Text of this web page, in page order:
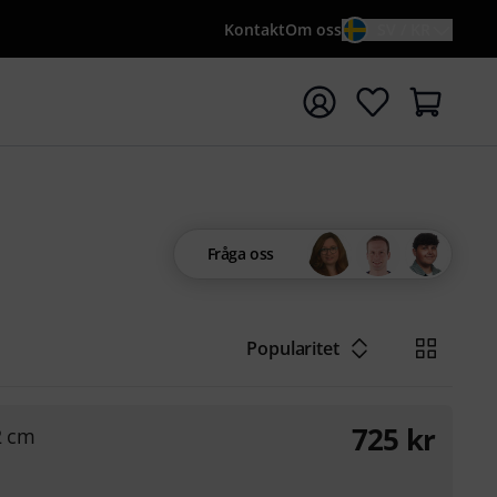
KontaktOm oss
sökningen med söktermen {searchTerm}
Fråga oss
Popularitet
cm 725 kr